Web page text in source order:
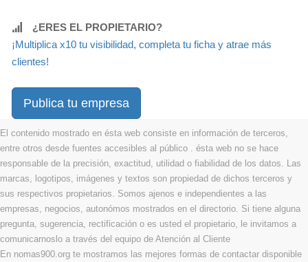
¿ERES EL PROPIETARIO?
¡Multiplica x10 tu visibilidad, completa tu ficha y atrae más
clientes!
Publica tu empresa
El contenido mostrado en ésta web consiste en información de terceros,
entre otros desde fuentes accesibles al público . ésta web no se hace
responsable de la precisión, exactitud, utilidad o fiabilidad de los datos. Las
marcas, logotipos, imágenes y textos son propiedad de dichos terceros y
sus respectivos propietarios. Somos ajenos e independientes a las
empresas, negocios, autonómos mostrados en el directorio. Si tiene alguna
pregunta, sugerencia, rectificación o es usted el propietario, le invitamos a
comunicarnoslo a través del equipo de Atención al Cliente
En nomas900.org te mostramos las mejores formas de contactar disponible